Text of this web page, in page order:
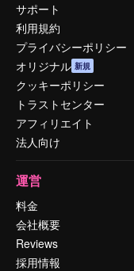
サポート
利用規約
プライバシーポリシー
オリジナル 新規
クッキーポリシー
トラストセンター
アフィリエイト
法人向け
運営
料金
会社概要
Reviews
採用情報